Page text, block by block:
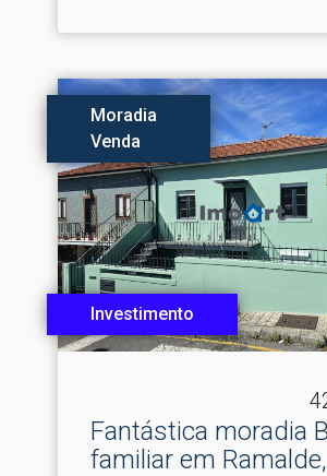
Moradia
Venda
Investimento
Fantástica moradia
familiar em Ramalde,